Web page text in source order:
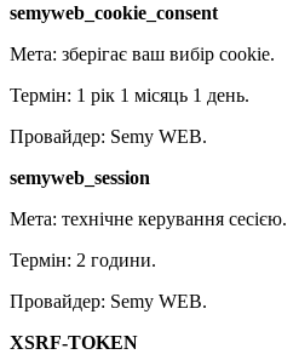
semyweb_cookie_consent
Мета: зберігає ваш вибір cookie.
Термін: 1 рік 1 місяць 1 день.
Провайдер: Semy WEB.
semyweb_session
Мета: технічне керування сесією.
Термін: 2 години.
Провайдер: Semy WEB.
XSRF-TOKEN